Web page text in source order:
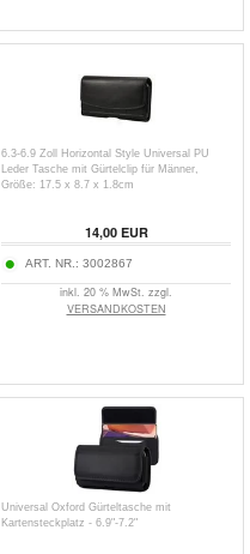
6.3-6.9 Zoll Horizontal Style Universal PU
Leder Tasche mit Gürtelclip für Männer,
Größe: 17.5 x 8.7 x 1.8cm
14,00EUR
ART. NR.: 3002867
inkl. 20 % MwSt. zzgl.
VERSANDKOSTEN
Universal Oxford Gürteltasche mit
Kartensteckplatz - 6.9"-7.2"